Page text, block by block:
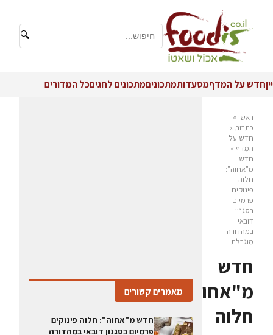
🔍
ייןחדש על המדףמסעדותמתכוניםמתכונים לחגיםכל המדורים
ראשי »
כתבות »
חדש על
המדף »
חדש
מ"אחוה":
חלוה
פינוקים
פרמיום
בסגנון
דובאי
במהדורה
מוגבלת
חדש
מ"אחוה":
חלוה
מאמרים קשורים
חדש מ"אחוה": חלוה פינוקים
פרמיום בסגנון דובאי במהדורה